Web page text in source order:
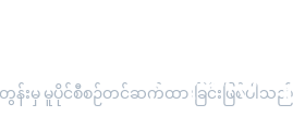
"အပိုင်း(၃)
မှ မူပိုင်စီစဉ်တင်ဆက်ထားခြင်းဖြစ်ပါသည်